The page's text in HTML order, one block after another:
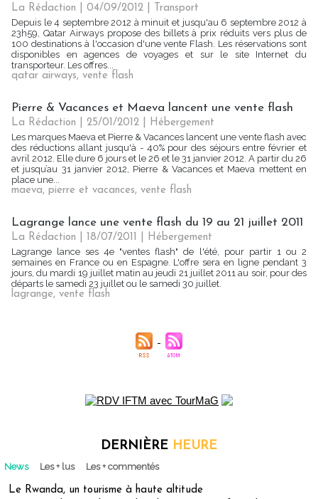
La Rédaction | 04/09/2012
Transport
Depuis le 4 septembre 2012 à minuit et jusqu'au 6 septembre 2012 à
23h59, Qatar Airways propose des billets à prix réduits vers plus de
100 destinations à l'occasion d'une vente Flash. Les réservations sont
disponibles en agences de voyages et sur le site Internet du
transporteur. Les offres...
qatar airways, vente flash
Pierre & Vacances et Maeva lancent une vente flash
La Rédaction | 25/01/2012
Hébergement
Les marques Maeva et Pierre & Vacances lancent une vente flash avec
des réductions allant jusqu'à - 40% pour des séjours entre février et
avril 2012. Elle dure 6 jours et le 26 et le 31 janvier 2012. A partir du 26
et jusqu’au 31 janvier 2012, Pierre & Vacances et Maeva mettent en
place une...
maeva, pierre et vacances, vente flash
Lagrange lance une vente flash du 19 au 21 juillet 2011
La Rédaction | 18/07/2011
Hébergement
Lagrange lance ses 4e "ventes flash" de l'été, pour partir 1 ou 2
semaines en France ou en Espagne. L'offre sera en ligne pendant 3
jours, du mardi 19 juillet matin au jeudi 21 juillet 2011 au soir, pour des
départs le samedi 23 juillet ou le samedi 30 juillet.
lagrange, vente flash
DERNIÈRE HEURE
News Les + lus Les + commentés
Le Rwanda, un tourisme à haute altitude